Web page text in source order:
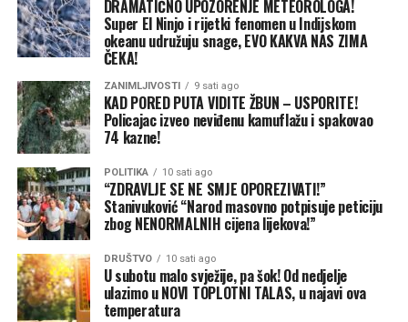
Najnovija sezonska prognoza Evropskog centra za
srednjoročne vremenske prognoze (ECMWF) pokazuje
upravo takav scenario. Predviđa se područje visokog
niži pritisak iznad sjeverozapadnog i sjevernog dijela
kontinenta.
Budimpešta i Bukurešt isključili javnu rasvjetu
Velika razlika između tih područja visokog i niskog
vazdušnog pritiska pojačala bi zapadno strujanje. Ono bi
sa Atlantika prema Evropi donosilo blaži i vlažniji
vazduh. Zbog toga prognoza za period od decembra do
februara pokazuje uglavnom iznadprosječne
temperature u većem dijelu Evrope.
redovan unos tečnosti.
Poslijepodnevni preokret: Naoblaka, pljuskovi i
grmljavina
Iako nas očekuje pretežno sunčan dan, tokom
popodneva i večeri doći će do umjerenog porasta
naoblake. Ovaj oblačni talas u pojedinim regijama može
usloviti kratkotrajne lokalne pljuskove, ponegdje
praćene i grmljavinom.
Vjetar će tokom dana biti slab do umjeren, sjevernog i
sjeveroistočnog smjera, što bi u trenucima naoblačenja
moglo donijeti blago, ali dobrodošlo osvježenje.
DRAMATIČNO UPOZORENJE METEOROLOGA!
Super El Ninjo i rijetki fenomen u Indijskom
okeanu udružuju snage, EVO KAKVA NAS ZIMA
ČEKA!
ZANIMLJIVOSTI 9 sati ago
KAD PORED PUTA VIDITE ŽBUN – USPORITE!
Policajac izveo neviđenu kamuflažu i spakovao
74 kazne!
POLITIKA 10 sati ago
“ZDRAVLJE SE NE SMJE OPOREZIVATI!”
Stanivuković “Narod masovno potpisuje peticiju
zbog NENORMALNIH cijena lijekova!”
DRUŠTVO 10 sati ago
U subotu malo svježije, pa šok! Od nedjelje
ulazimo u NOVI TOPLOTNI TALAS, u najavi ova
temperatura